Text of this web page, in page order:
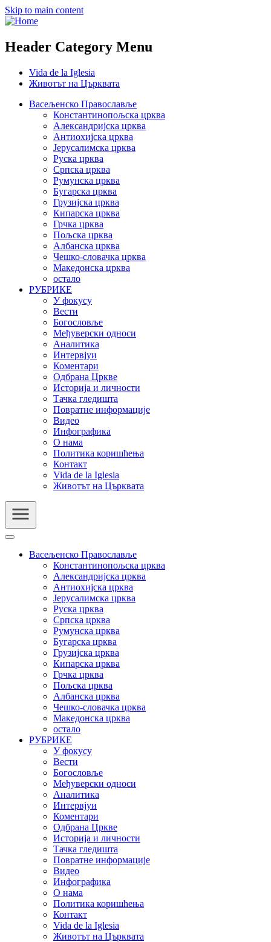
Skip to main content
Header Category Menu
Vida de la Iglesia
Животът на Църквата
Васељенско Православље
Константинопољска црква
Александријска црква
Антиохијска црква
Јерусалимска црква
Руска црква
Српска црква
Румунска црква
Бугарска црква
Грузијска црква
Кипарска црква
Грчка црква
Пољска црква
Албанска црква
Чешко-словачка црква
Македонска црква
остало
РУБРИКЕ
У фокусу
Вести
Богословље
Међуверски односи
Аналитика
Интервјуи
Коментари
Одбрана Цркве
Историја и личности
Тачка гледишта
Повратне информације
Видео
Инфографика
О нама
Политика коришћења
Контакт
Vida de la Iglesia
Животът на Църквата
Васељенско Православље
Константинопољска црква
Александријска црква
Антиохијска црква
Јерусалимска црква
Руска црква
Српска црква
Румунска црква
Бугарска црква
Грузијска црква
Кипарска црква
Грчка црква
Пољска црква
Албанска црква
Чешко-словачка црква
Македонска црква
остало
РУБРИКЕ
У фокусу
Вести
Богословље
Међуверски односи
Аналитика
Интервјуи
Коментари
Одбрана Цркве
Историја и личности
Тачка гледишта
Повратне информације
Видео
Инфографика
О нама
Политика коришћења
Контакт
Vida de la Iglesia
Животът на Църквата